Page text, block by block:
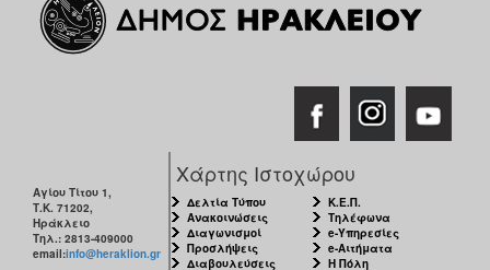
Αγίου Τίτου 1,
Τ.Κ. 71202,
Ηράκλειο
Τηλ.: 2813-409000
email:info@heraklion.gr
Χάρτης Ιστοχώρου
Δελτία Τύπου
Ανακοινώσεις
Διαγωνισμοί
Προσλήψεις
Διαβουλεύσεις
Κ.Ε.Π.
Τηλέφωνα
e-Υπηρεσίες
e-Αιτήματα
Η Πόλη